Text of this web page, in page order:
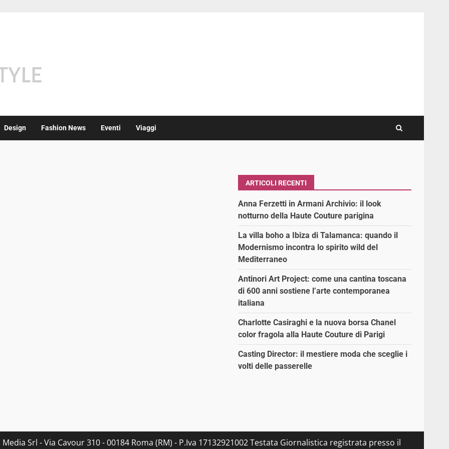
Design Fashion News Eventi Viaggi
ARTICOLI RECENTI
Anna Ferzetti in Armani Archivio: il look
notturno della Haute Couture parigina
La villa boho a Ibiza di Talamanca: quando il
Modernismo incontra lo spirito wild del
Mediterraneo
Antinori Art Project: come una cantina toscana
di 600 anni sostiene l’arte contemporanea
italiana
Charlotte Casiraghi e la nuova borsa Chanel
color fragola alla Haute Couture di Parigi
Casting Director: il mestiere moda che sceglie i
volti delle passerelle
Srl - Via Cavour 310 - 00184 Roma (RM) - P.Iva 17132921002 Testata Giornalistica registrata presso il